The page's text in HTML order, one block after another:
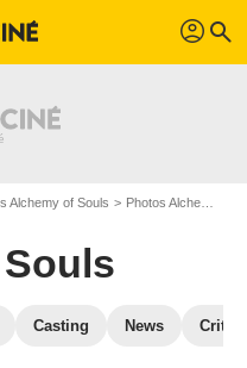
profil search
Alchemy of Souls Photos Alchemy of Souls S01
Casting News